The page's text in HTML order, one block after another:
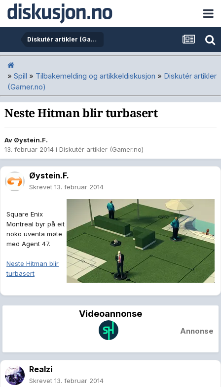
Diskutér artikler (Gamer.no)
» Spill » Tilbakemelding og artikkeldiskusjon » Diskutér artikler
(Gamer.no)
Neste Hitman blir turbasert
Av Øystein.F.
13. februar 2014 i Diskutér artikler (Gamer.no)
Øystein.F.
Skrevet 13. februar 2014
Square Enix
Montreal byr på eit
noko uventa møte
med Agent 47.
Neste Hitman blir
turbasert
Videoannonse
Annonse
Realzi
Skrevet 13. februar 2014